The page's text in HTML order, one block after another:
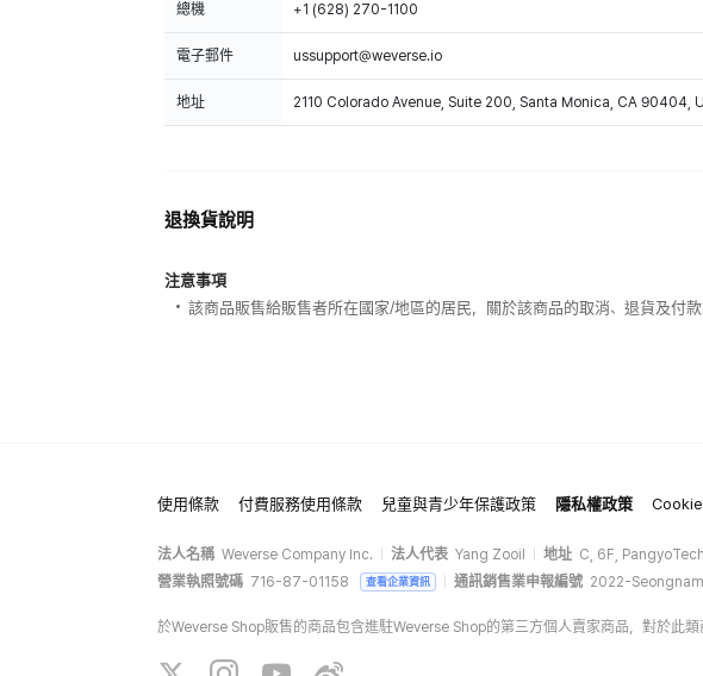
總機 +1 (628) 270-1100
電子郵件 ussupport@weverse.io
地址 2110 Colorado Avenue, Suite 200, Santa Monica, CA 90404,
退換貨說明
注意事項
該商品販售給販售者所在國家/地區的居民，關於該商品的取消、退貨及付
使用條款 付費服務使用條款 兒童與青少年保護政策 隱私權政策
法人名稱 Weverse Company Inc. 法人代表 Yang Zooil 地址 C, 6F,
營業執照號碼 716-87-01158 查看企業資訊 通訊銷售業申報編號 2022-
於Weverse Shop販售的商品包含進駐Weverse Shop的第三方個人賣家商品，對於此